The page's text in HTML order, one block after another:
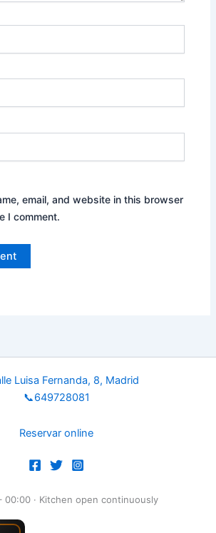
email, and website in this browser
I comment.
Luisa Fernanda, 8, Madrid
📞649728081
Reservar online
00:00 · Kitchen open continuously